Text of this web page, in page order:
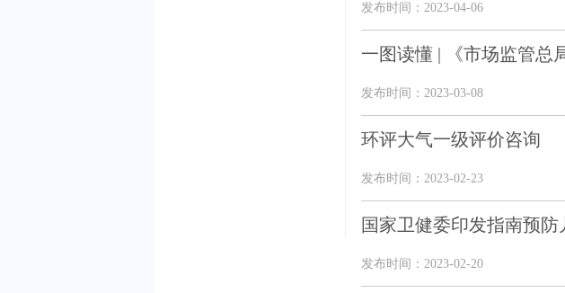
发布时间：2023-04-06
一图读懂 | 《市场监管总
发布时间：2023-03-08
环评大气一级评价咨询
发布时间：2023-02-23
国家卫健委印发指南预
发布时间：2023-02-20